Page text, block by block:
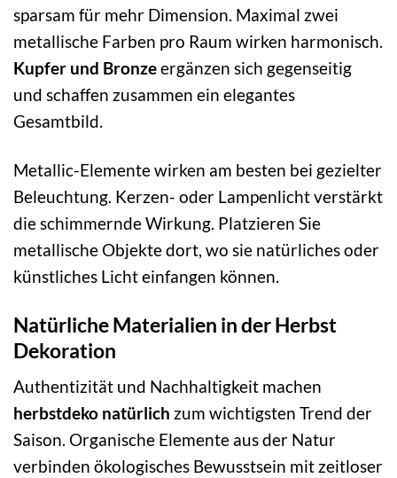
sparsam für mehr Dimension. Maximal zwei
metallische Farben pro Raum wirken harmonisch.
Kupfer und Bronzeergänzen sich gegenseitig
und schaffen zusammen ein elegantes
Gesamtbild.
Metallic-Elemente wirken am besten bei gezielter
Beleuchtung. Kerzen- oder Lampenlicht verstärkt
die schimmernde Wirkung. Platzieren Sie
metallische Objekte dort, wo sie natürliches oder
künstliches Licht einfangen können.
Natürliche Materialien in der Herbst
Dekoration
Authentizität und Nachhaltigkeit machen
herbstdeko natürlich zum wichtigsten Trend der
Saison. Organische Elemente aus der Natur
verbinden ökologisches Bewusstsein mit zeitloser